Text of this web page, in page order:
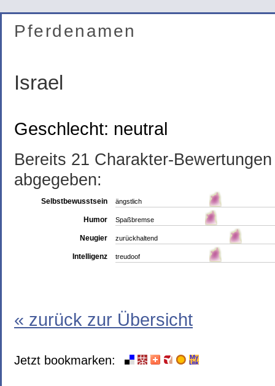
Pferdenamen
Israel
Geschlecht: neutral
Bereits 21 Charakter-
abgegeben:
Selbstbewusstsein ängstlich
Humor Spaßbremse
Neugier zurückhaltend
Intelligenz treudoof
« zurück zur Übersicht
Jetzt bookmarken: